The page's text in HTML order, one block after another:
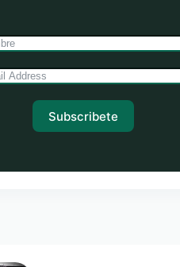
Subscribete